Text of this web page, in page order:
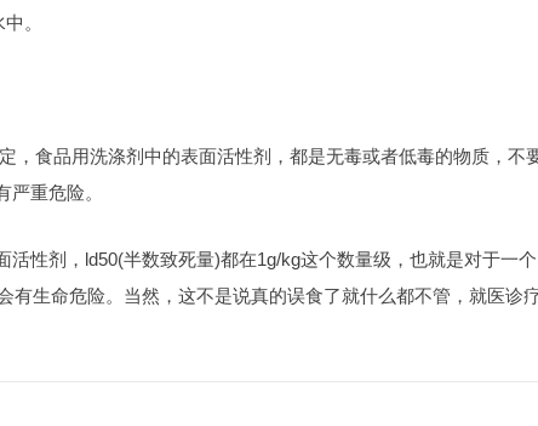
。
，食品用洗涤剂中的表面活性剂，都是无毒或者低毒的物质，不
重危险。
性剂，ld50(半数致死量)都在1g/kg这个数量级，也就是对于一个
有生命危险。当然，这不是说真的误食了就什么都不管，就医诊